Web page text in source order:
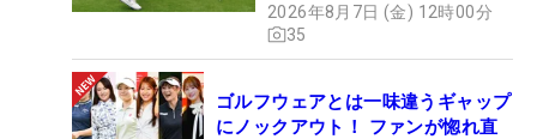
2026年8月7日 (金) 12時00分
35
ゴルフウェアとは一味違うギャップ
にノックアウト！ ファンが惚れ直